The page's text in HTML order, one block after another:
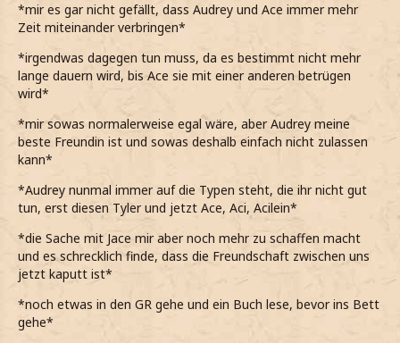
*mir es gar nicht gefällt, dass Audrey und Ace immer mehr
Zeit miteinander verbringen*
*irgendwas dagegen tun muss, da es bestimmt nicht mehr
lange dauern wird, bis Ace sie mit einer anderen betrügen
wird*
*mir sowas normalerweise egal wäre, aber Audrey meine
beste Freundin ist und sowas deshalb einfach nicht zulassen
kann*
*Audrey nunmal immer auf die Typen steht, die ihr nicht gut
tun, erst diesen Tyler und jetzt Ace, Aci, Acilein*
*die Sache mit Jace mir aber noch mehr zu schaffen macht
und es schrecklich finde, dass die Freundschaft zwischen uns
jetzt kaputt ist*
*noch etwas in den GR gehe und ein Buch lese, bevor ins Bett
gehe*